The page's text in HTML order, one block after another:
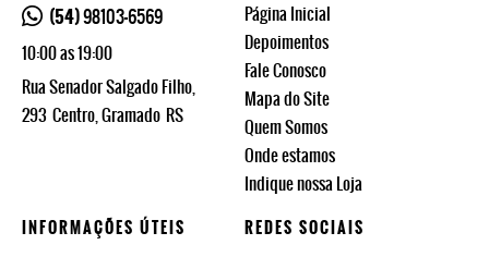
(54)98103-6569
10:00 as 19:00
Rua Senador Salgado Filho,
293 Centro, Gramado RS
Página Inicial
Depoimentos
Fale Conosco
Mapa do Site
Quem Somos
Onde estamos
Indique nossa Loja
INFORMAÇÕES ÚTEIS REDES SOCIAIS